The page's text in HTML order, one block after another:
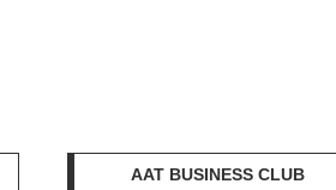
AAT BUSINESS CLUB